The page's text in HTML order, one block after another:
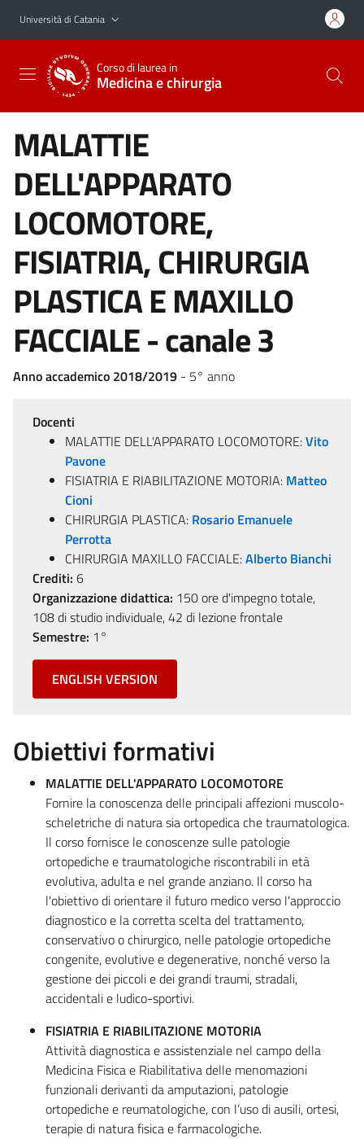
Vai al contenuto principale
Vai al menu di navigazione
Università di Catania
Corso di laurea in
Medicina e chirurgia
MALATTIE
DELL'APPARATO
LOCOMOTORE,
FISIATRIA, CHIRURGIA
PLASTICA E MAXILLO
FACCIALE - canale 3
Anno accademico 2018/2019 - 5° anno
Docenti
MALATTIE DELL'APPARATO LOCOMOTORE:Vito
Pavone
FISIATRIA E RIABILITAZIONE MOTORIA: Matteo
Cioni
CHIRURGIA PLASTICA: Rosario Emanuele
Perrotta
CHIRURGIA MAXILLO FACCIALE:Alberto Bianchi
Crediti: 6
Organizzazione didattica: 150 ore d'impegno totale,
108 di studio individuale, 42 di lezione frontale
Semestre: 1°
ENGLISH VERSION
Obiettivi formativi
MALATTIE DELL'APPARATO LOCOMOTORE
Fornire la conoscenza delle principali affezioni muscolo-
scheletriche di natura sia ortopedica che traumatologica.
Il corso fornisce le conoscenze sulle patologie
ortopediche e traumatologiche riscontrabili in età
evolutiva, adulta e nel grande anziano. Il corso ha
l'obiettivo di orientare il futuro medico verso l'approccio
diagnostico e la corretta scelta del trattamento,
conservativo o chirurgico, nelle patologie ortopediche
congenite, evolutive e degenerative, nonché verso la
gestione dei piccoli e dei grandi traumi, stradali,
accidentali e ludico-sportivi.
FISIATRIA E RIABILITAZIONE MOTORIA
Attività diagnostica e assistenziale nel campo della
Medicina Fisica e Riabilitativa delle menomazioni
funzionali derivanti da amputazioni, patologie
ortopediche e reumatologiche, con l’uso di ausili, ortesi,
terapie di natura fisica e farmacologiche.